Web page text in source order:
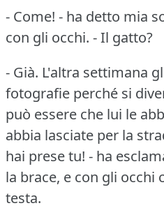
- Come! - ha detto mia
con gli occhi. - Il gatto?
- Già. L'altra settimana
fotografie perché si
può essere che lui le
abbia lasciate per la
hai prese tu! - ha
la brace, e con gli occhi
testa.